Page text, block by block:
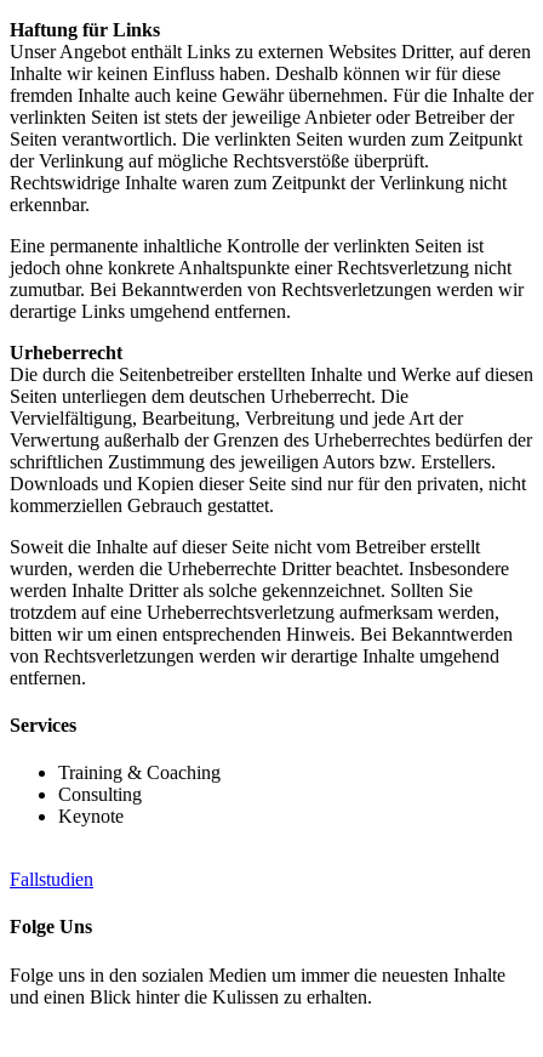
Haftung für Links
Unser Angebot enthält Links zu externen Websites Dritter, auf deren
Inhalte wir keinen Einfluss haben. Deshalb können wir für diese
fremden Inhalte auch keine Gewähr übernehmen. Für die Inhalte der
verlinkten Seiten ist stets der jeweilige Anbieter oder Betreiber der
Seiten verantwortlich. Die verlinkten Seiten wurden zum Zeitpunkt
der Verlinkung auf mögliche Rechtsverstöße überprüft.
Rechtswidrige Inhalte waren zum Zeitpunkt der Verlinkung nicht
erkennbar.
Eine permanente inhaltliche Kontrolle der verlinkten Seiten ist
jedoch ohne konkrete Anhaltspunkte einer Rechtsverletzung nicht
zumutbar. Bei Bekanntwerden von Rechtsverletzungen werden wir
derartige Links umgehend entfernen.
Urheberrecht
Die durch die Seitenbetreiber erstellten Inhalte und Werke auf diesen
Seiten unterliegen dem deutschen Urheberrecht. Die
Vervielfältigung, Bearbeitung, Verbreitung und jede Art der
Verwertung außerhalb der Grenzen des Urheberrechtes bedürfen der
schriftlichen Zustimmung des jeweiligen Autors bzw. Erstellers.
Downloads und Kopien dieser Seite sind nur für den privaten, nicht
kommerziellen Gebrauch gestattet.
Soweit die Inhalte auf dieser Seite nicht vom Betreiber erstellt
wurden, werden die Urheberrechte Dritter beachtet. Insbesondere
werden Inhalte Dritter als solche gekennzeichnet. Sollten Sie
trotzdem auf eine Urheberrechtsverletzung aufmerksam werden,
bitten wir um einen entsprechenden Hinweis. Bei Bekanntwerden
von Rechtsverletzungen werden wir derartige Inhalte umgehend
entfernen.
Services
Training & Coaching
Consulting
Keynote
Fallstudien
Folge Uns
Folge uns in den sozialen Medien um immer die neuesten Inhalte
und einen Blick hinter die Kulissen zu erhalten.